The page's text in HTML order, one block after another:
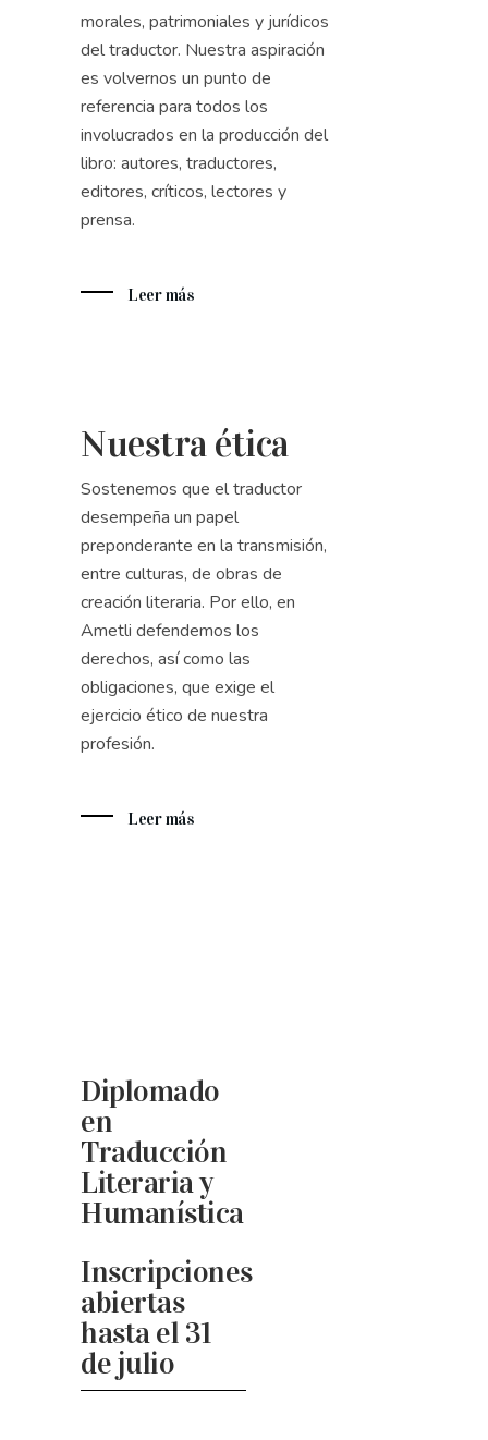
morales, patrimoniales y jurídicos
del traductor. Nuestra aspiración
es volvernos un punto de
referencia para todos los
involucrados en la producción del
libro: autores, traductores,
editores, críticos, lectores y
prensa.
Leer más
Nuestra ética
Sostenemos que el traductor
desempeña un papel
preponderante en la transmisión,
entre culturas, de obras de
creación literaria. Por ello, en
Ametli defendemos los
derechos, así como las
obligaciones, que exige el
ejercicio ético de nuestra
profesión.
Leer más
Diplomado
en
Traducción
Literaria y
Humanística
Inscripciones
abiertas
hasta el 31
de julio